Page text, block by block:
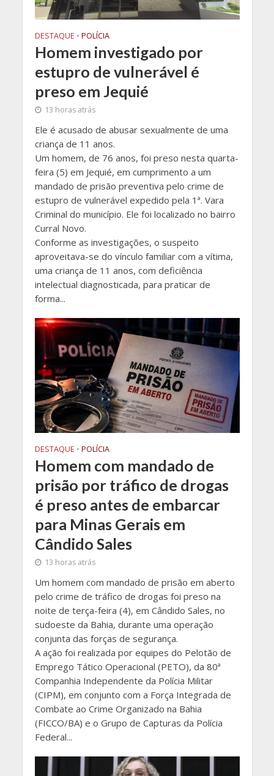
DESTAQUE • POLÍCIA
Homem investigado por
estupro de vulnerável é
preso em Jequié
13 horas atrás
Ele é acusado de abusar sexualmente de uma
criança de 11 anos.
Um homem, de 76 anos, foi preso nesta quarta-
feira (5) em Jequié, em cumprimento a um
mandado de prisão preventiva pelo crime de
estupro de vulnerável expedido pela 1ª. Vara
Criminal do município. Ele foi localizado no bairro
Curral Novo.
Conforme as investigações, o suspeito
aproveitava-se do vínculo familiar com a vítima,
uma criança de 11 anos, com deficiência
intelectual diagnosticada, para praticar de
forma...
DESTAQUE • POLÍCIA
Homem com mandado de
prisão por tráfico de drogas
é preso antes de embarcar
para Minas Gerais em
Cândido Sales
13 horas atrás
Um homem com mandado de prisão em aberto
pelo crime de tráfico de drogas foi preso na
noite de terça-feira (4), em Cândido Sales, no
sudoeste da Bahia, durante uma operação
conjunta das forças de segurança.
A ação foi realizada por equipes do Pelotão de
Emprego Tático Operacional (PETO), da 80ª
Companhia Independente da Polícia Militar
(CIPM), em conjunto com a Força Integrada de
Combate ao Crime Organizado na Bahia
(FICCO/BA) e o Grupo de Capturas da Polícia
Federal...